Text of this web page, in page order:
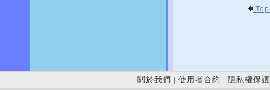
關於我們 | 使用者合約 | 隱私權保護